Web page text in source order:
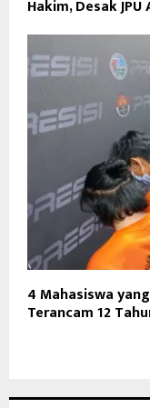
Hakim, Desak
4 Mahasiswa
Terancam 12